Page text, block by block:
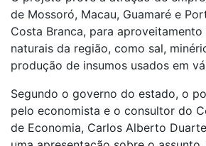
de Mossoró, Macau, Guamaré e
Costa Branca, para
naturais da região, como sal,
produção de insumos usados em
Segundo o governo do estado, o
pelo economista e o consultor do
de Economia, Carlos Alberto